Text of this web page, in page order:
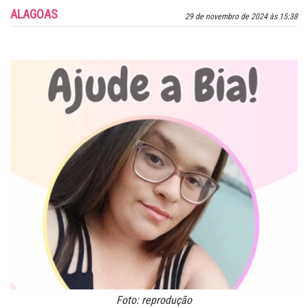
29 de novembro de 2024 às 15:38
ALAGOAS
Foto: reprodução